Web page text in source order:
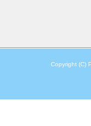
Copyright (C)